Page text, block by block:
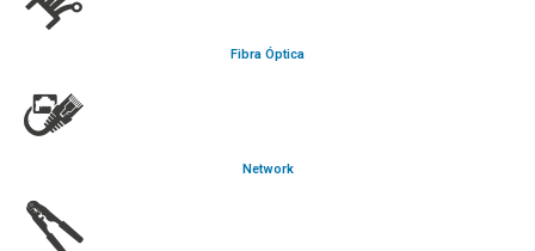
Fibra Óptica
Network